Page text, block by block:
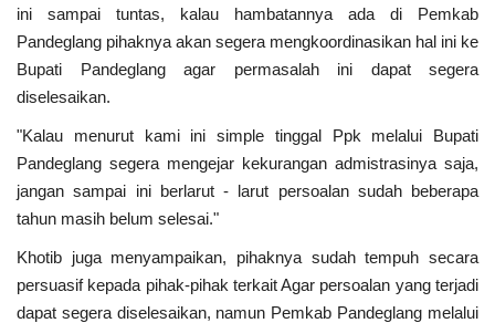
ini sampai tuntas, kalau hambatannya ada di Pemkab
Pandeglang pihaknya akan segera mengkoordinasikan hal ini ke
Bupati Pandeglang agar permasalah ini dapat segera
diselesaikan.
"Kalau menurut kami ini simple tinggal Ppk melalui Bupati
Pandeglang segera mengejar kekurangan admistrasinya saja,
jangan sampai ini berlarut - larut persoalan sudah beberapa
tahun masih belum selesai."
Khotib juga menyampaikan, pihaknya sudah tempuh secara
persuasif kepada pihak-pihak terkait Agar persoalan yang terjadi
dapat segera diselesaikan, namun Pemkab Pandeglang melalui